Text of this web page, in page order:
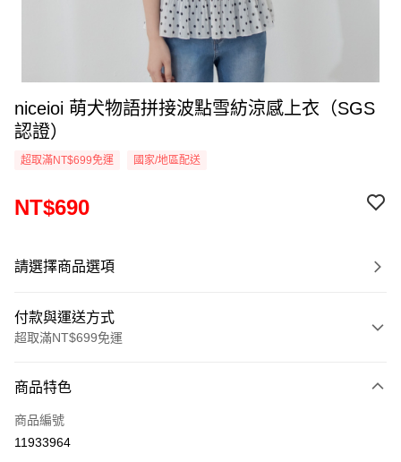
niceioi 萌犬物語拼接波點雪紡涼感上衣（SGS
認證）
超取滿NT$699免運 國家/地區配送
NT$690
請選擇商品選項
付款與運送方式
超取滿NT$699免運
信用卡一次付款
超商取貨付款
商品特色
商品編號
11933964